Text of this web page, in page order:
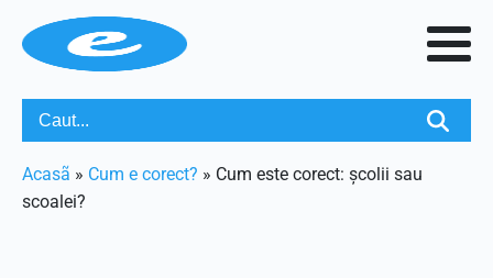
Acasã » Cum e corect? » Cum este corect: școlii sau
scoalei?